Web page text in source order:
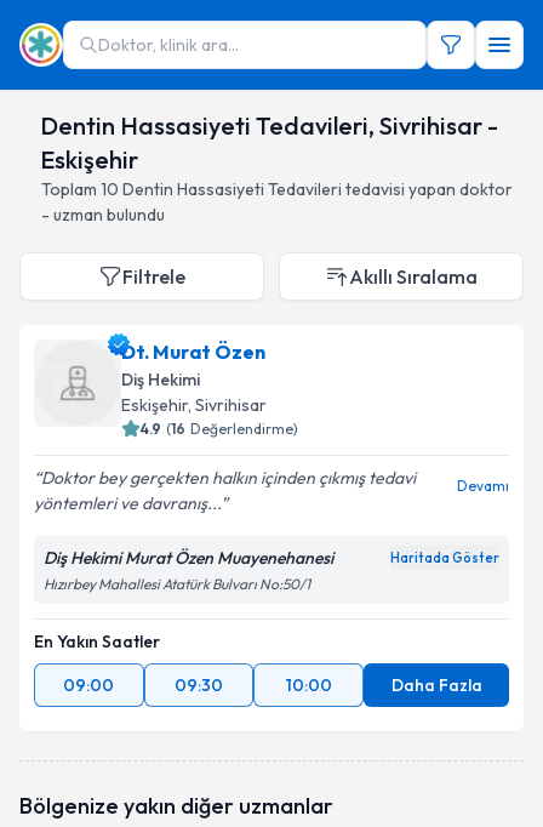
Doktor, klinik ara...
Dentin Hassasiyeti Tedavileri, Sivrihisar -
Eskişehir
Toplam 10 Dentin Hassasiyeti Tedavileri tedavisi yapan doktor
- uzman bulundu
Filtrele Akıllı Sıralama
Dt. Murat Özen
Diş Hekimi
Eskişehir, Sivrihisar
4.9 (16 Değerlendirme)
Doktor bey gerçekten halkın içinden çıkmış tedavi
yöntemleri ve davranış...
Devamı
Diş Hekimi Murat Özen Muayenehanesi Haritada Göster
Hızırbey Mahallesi Atatürk Bulvarı No:50/1
En Yakın Saatler
09:00
09:30 10:00 Daha Fazla
Bölgenize yakın diğer uzmanlar